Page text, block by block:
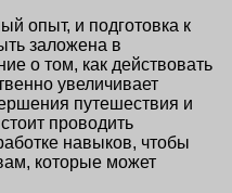
опыт, и подготовка к
заложена в
о том, как действовать
увеличивает
путешествия и
проводить
навыков, чтобы
которые может